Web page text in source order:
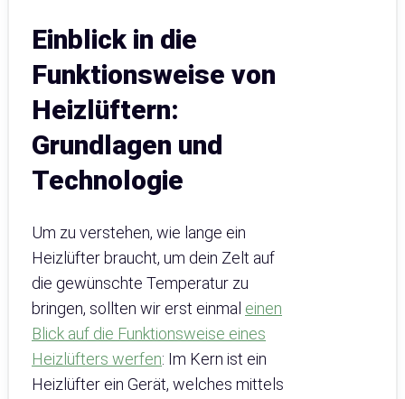
Einblick in die
Funktionsweise von
Heizlüftern:
Grundlagen und
Technologie
Um zu verstehen, wie lange ein
Heizlüfter braucht, um dein Zelt auf
die gewünschte Temperatur zu
bringen, sollten wir erst einmal einen
Blick auf die Funktionsweise eines
Heizlüfters werfen: Im Kern ist ein
Heizlüfter ein Gerät, welches mittels